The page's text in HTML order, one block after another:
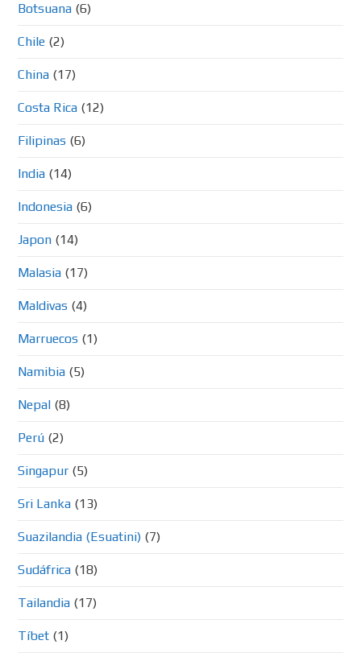
Botsuana (6)
Chile (2)
China (17)
Costa Rica (12)
Filipinas (6)
India (14)
Indonesia (6)
Japon (14)
Malasia (17)
Maldivas (4)
Marruecos (1)
Namibia (5)
Nepal (8)
Perú (2)
Singapur (5)
Sri Lanka (13)
Suazilandia (Esuatini) (7)
Sudáfrica (18)
Tailandia (17)
Tíbet (1)